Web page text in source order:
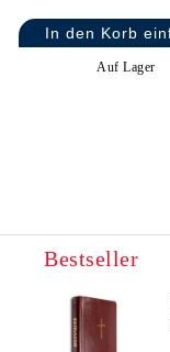
Auf Lager
Bestseller